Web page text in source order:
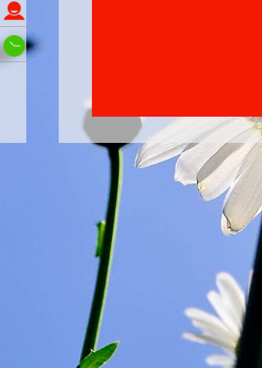
Wie spät ist es?